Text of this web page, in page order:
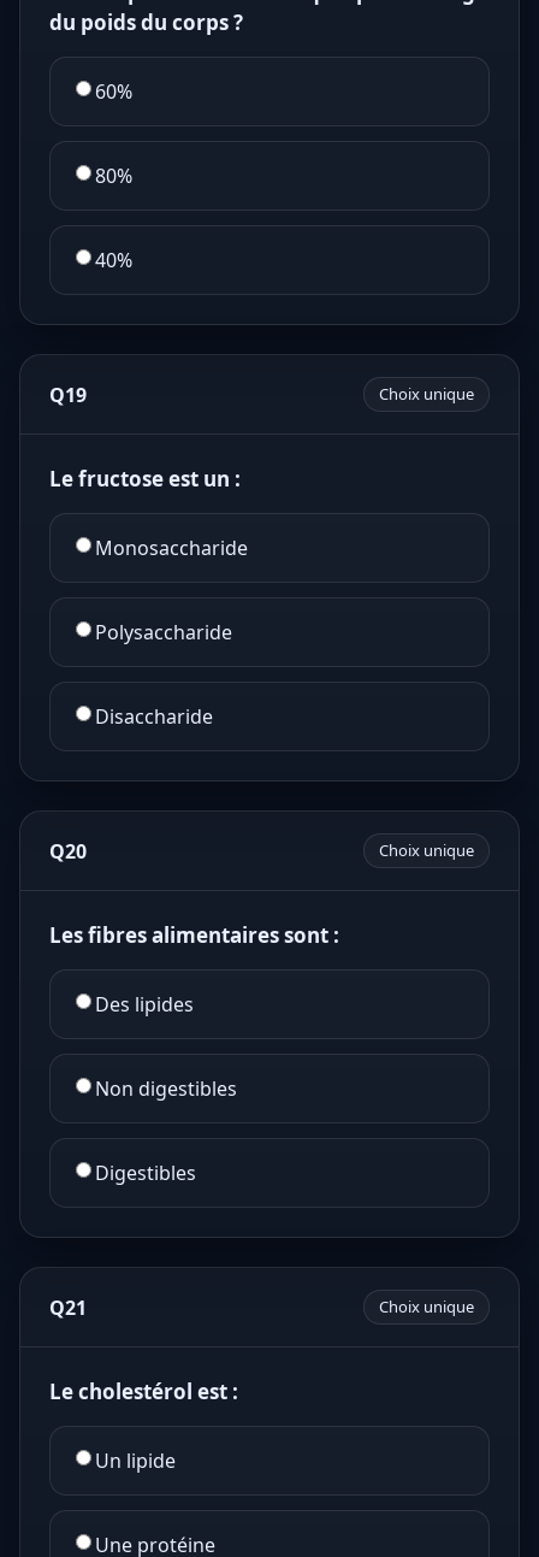
du poids du corps ?
60%
80%
40%
Q19 Choix unique
Le fructose est un :
Monosaccharide
Polysaccharide
Disaccharide
Q20 Choix unique
Les fibres alimentaires sont :
Des lipides
Non digestibles
Digestibles
Q21 Choix unique
Le cholestérol est :
Un lipide
Une protéine